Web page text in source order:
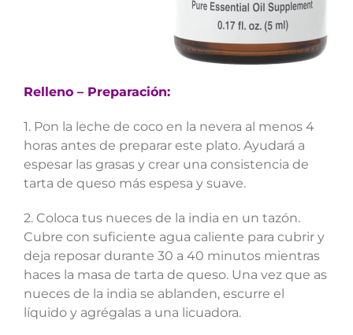
Relleno – Preparación:
1. Pon la leche de coco en la nevera al menos 4
horas antes de preparar este plato. Ayudará a
espesar las grasas y crear una consistencia de
tarta de queso más espesa y suave.
2. Coloca tus nueces de la india en un tazón.
Cubre con suficiente agua caliente para cubrir y
deja reposar durante 30 a 40 minutos mientras
haces la masa de tarta de queso. Una vez que as
nueces de la india se ablanden, escurre el
líquido y agrégalas a una licuadora.